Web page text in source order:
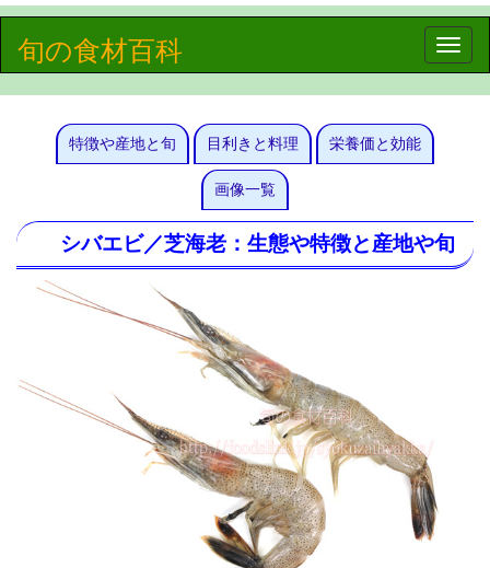
Toggle
旬の食材百科
特徴や産地と旬 目利きと料理 栄養価と効能
画像一覧
シバエビ／芝海老：生態や特徴と産地や旬